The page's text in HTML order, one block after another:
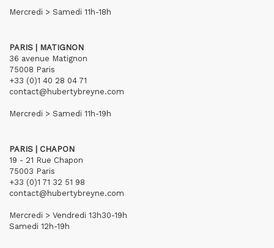
Mercredi > Samedi 11h-18h
PARIS | MATIGNON
36 avenue Matignon
75008 Paris
+33 (0)1 40 28 04 71
contact@hubertybreyne.com
Mercredi > Samedi 11h-19h
PARIS | CHAPON
19 - 21 Rue Chapon
75003 Paris
+33 (0)1 71 32 51 98
contact@hubertybreyne.com
Mercredi > Vendredi 13h30-19h
Samedi 12h-19h